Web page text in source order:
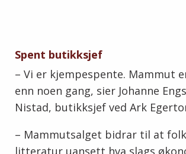
Spent butikksjef
– Vi er kjempespente. Mammut
enn noen gang, sier Johanne
Nistad, butikksjef ved Ark
– Mammutsalget bidrar til at
litteratur uansett hva slags